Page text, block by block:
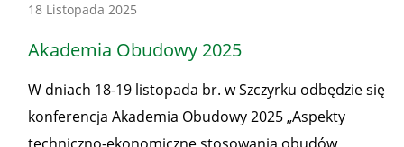
18 Listopada 2025
Honorowe
patronaty
Prezesa
WUG
Akademia Obudowy 2025
W dniach 18-19 listopada br. w Szczyrku odbędzie się
konferencja Akademia Obudowy 2025 „Aspekty